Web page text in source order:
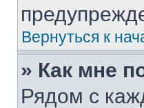
Вернуться к
» Как мне
Рядом с